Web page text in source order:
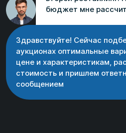
бюджет мне
Здравствуйте! Сейчас
аукционах оптимальные
цене и характеристикам,
стоимость и пришлем
сообщением